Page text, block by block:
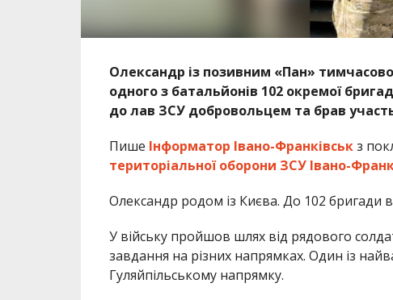
Олександр із позивним «Пан»
одного з батальйонів 102 окремої
до лав ЗСУ добровольцем та брав
Пише Інформатор Івано-Франківськз
територіальної оборони ЗСУ Івано-
Олександр родом із Києва. До 102 бригади
У війську пройшов шлях від рядового
завдання на різних напрямках. Один із
Гуляйпільському напрямку.